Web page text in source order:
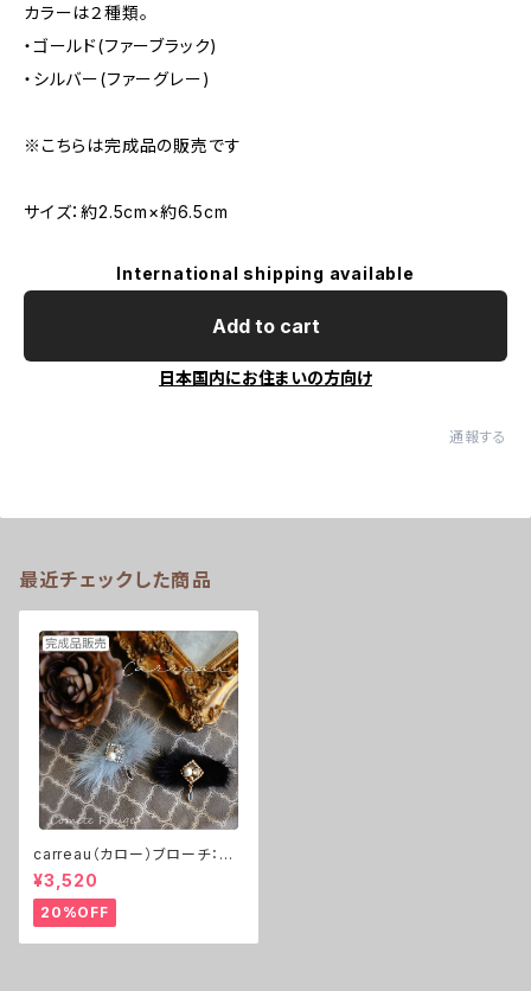
カラーは２種類。
・ゴールド(ファーブラック)
・シルバー(ファーグレー)
※こちらは完成品の販売です
サイズ：約2.5cm×約6.5cm
International shipping available
Add to cart
日本国内にお住まいの方向け
通報する
最近チェックした商品
carreau（カロー）ブローチ：ゴ
ールド or シルバー ※完成品
¥3,520
20%OFF